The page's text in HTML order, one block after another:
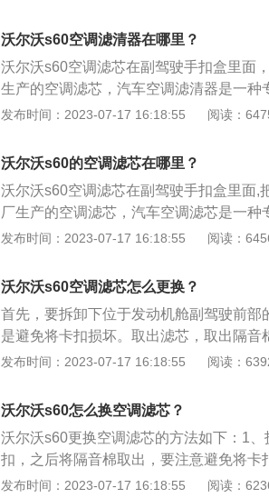
氧、异味、碳氧化物、SO2、CO2等；有
沃尔沃s60空调滤清器在哪里？
沃尔沃s60空调滤芯在副驾驶手扣盒里面
生产的空调滤芯，汽车空调滤清器是一
器。沃尔沃s60空调滤清器的拆装方法如
芯，取出隔音棉之后，将手伸进去将挡板
出，这里要注意的是，滤芯外侧有箭头指
发布时间：2023-07-17 16:18:55 阅读：
沃尔沃s60的空调滤芯在哪里？
沃尔沃s60空调滤芯在副驾驶手扣盒里面,
厂生产的空调滤芯，汽车空调滤芯是一
器。沃尔沃s60的空调滤清器拆装方法：
音棉之后，将手伸进去将挡板取出，之后
注意的是，滤芯外侧有箭头指示，再安装
发布时间：2023-07-17 16:18:55 阅读：
沃尔沃s60空调滤芯怎么更换？
首先，要拆卸下位于发动机舱副驾驶前
是避免将卡扣损坏。取出滤芯，取出隔
再次伸入即可将空调滤芯取出，这里要注
不会进入车厢。2、能分隔空气中,灰尘、
空气中，水分、煤烟、臭氧、异味、碳氧
吸附水分。4、能使汽车玻璃不会蒙上水
全；能给驾乘人员提供新鲜空气，避免驾
能强效杀菌除臭。5、能保证驾乘室空气
发布时间：2023-07-17 16:18:55 阅读：
沃尔沃s60怎么换空调滤芯？
沃尔沃s60更换空调滤芯的方法如下：1
扣，之后将隔音棉取出，要注意避免将
进去将挡板取出，取出挡板之后，将手再
发布时间：2023-07-17 16:18:55 阅读：